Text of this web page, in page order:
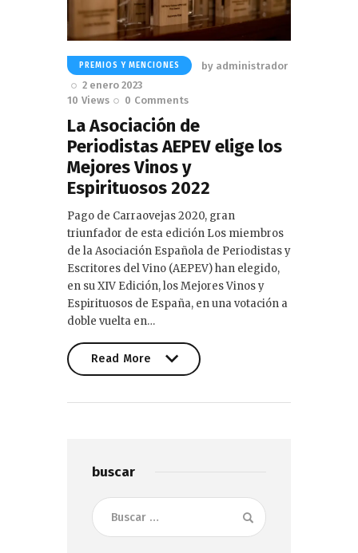
PREMIOS Y MENCIONES by administrador
2 enero 2023
10 Views 0 Comments
La Asociación de
Periodistas AEPEV elige los
Mejores Vinos y
Espirituosos 2022
Pago de Carraovejas 2020, gran
triunfador de esta edición Los miembros
de la Asociación Española de Periodistas y
Escritores del Vino (AEPEV) han elegido,
en su XIV Edición, los Mejores Vinos y
Espirituosos de España, en una votación a
doble vuelta en…
Read More
buscar
Buscar: